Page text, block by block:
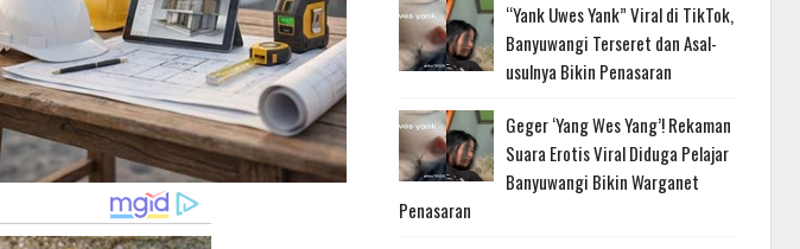
“Yank Uwes Yank” Viral di TikTok,
Banyuwangi Terseret dan Asal-
usulnya Bikin Penasaran
Geger ‘Yang Wes Yang’! Rekaman
Suara Erotis Viral Diduga Pelajar
Banyuwangi Bikin Warganet
Penasaran